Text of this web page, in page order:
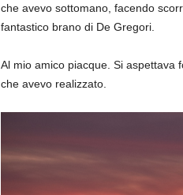
che avevo sottomano, facendo
fantastico brano di De Gregori.
Al mio amico piacque. Si aspettava
che avevo realizzato.